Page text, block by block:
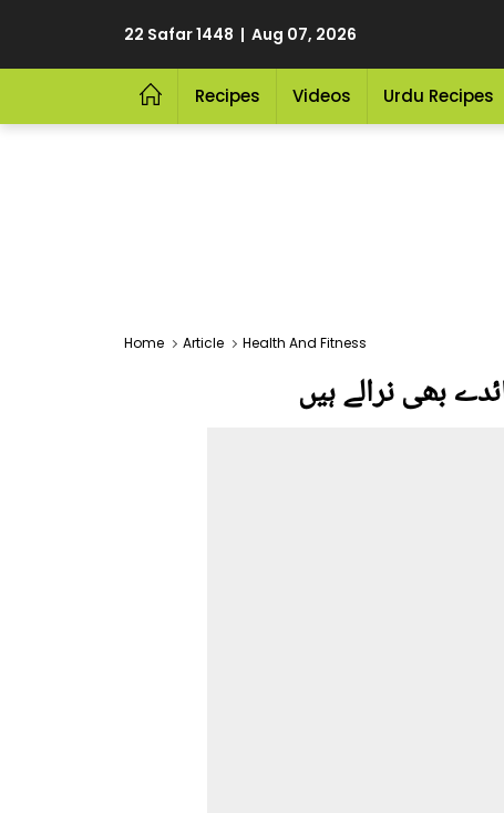
22 Safar 1448 | Aug 07, 2026
Recipes Videos Urdu Recipes
Home Article Health And Fitness
بھی نرالے ہیں